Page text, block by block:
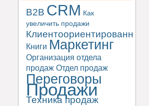
B2B CRM Как
увеличить продажи
Клиентоориентированность
Книги Маркетинг
Организация отдела
продаж Отдел продаж
Переговоры
Продажи
Техника продаж